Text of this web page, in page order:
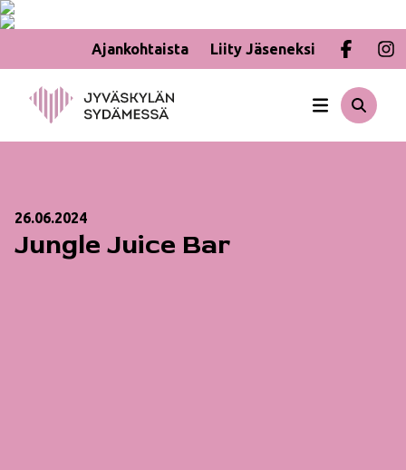
Ajankohtaista
Liity Jäseneksi
sisältöön
26.06.2024
Jungle Juice Bar